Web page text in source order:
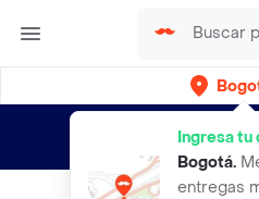
Ingresa tu
Bogotá.
entregas
envíos gratis por